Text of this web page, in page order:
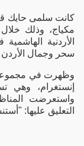
كانت سلمى حايك
مكياج، وذلك
الأردنية
سحر وجمال
وظهرت في مجموعة
إنستغرام، وهي
واستعرضت
التعليق عليها: